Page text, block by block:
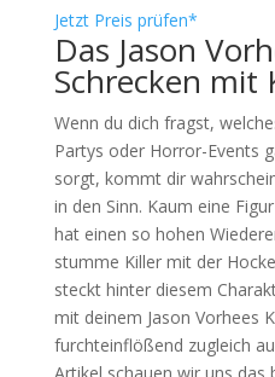
Jetzt Preis prüfen*
Das Jason
Schrecken mit
Wenn du dich fragst,
Partys oder Horror-Events
sorgt, kommt dir
in den Sinn. Kaum eine
hat einen so hohen
stumme Killer mit der
steckt hinter diesem
mit deinem Jason Vorhees
furchteinflößend zugleich